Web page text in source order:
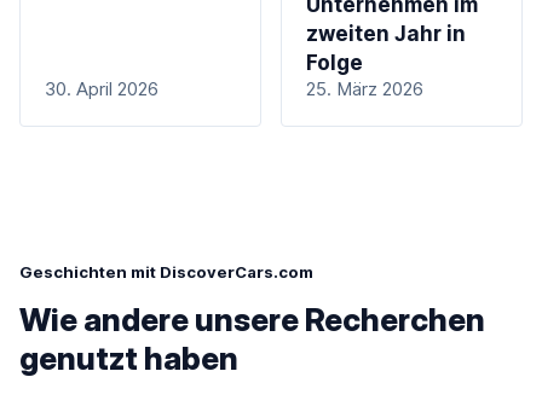
30. April 2026
Unternehmen im
zweiten Jahr in
Folge
25. März 2026
Geschichten mit DiscoverCars.com
Wie andere unsere Recherchen
genutzt haben